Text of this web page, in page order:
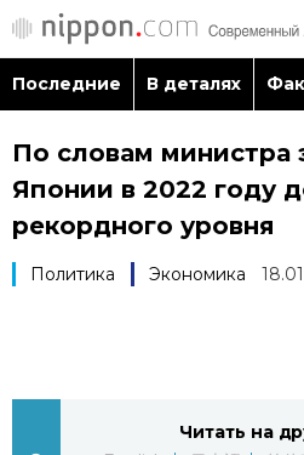
Последние
Последние В деталях
По словам министра
Японии в 2022 году
рекордного уровня
Политика Экономика
Читать на